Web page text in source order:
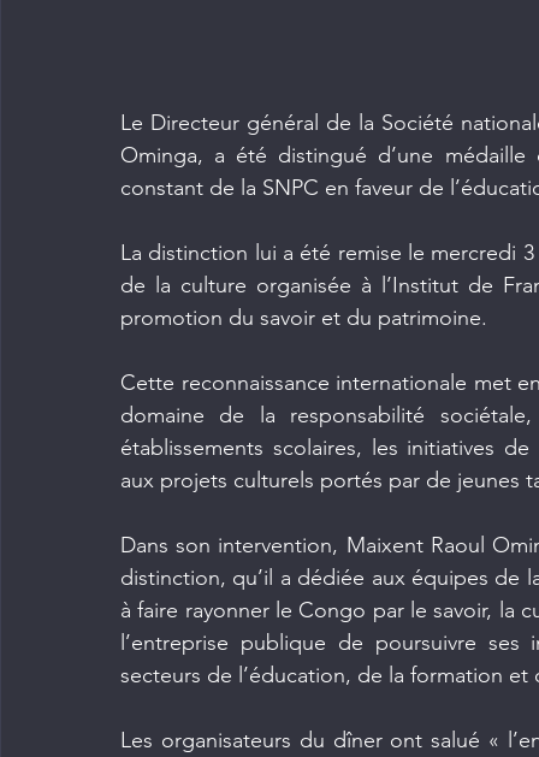
Le Directeur général de la Société
Ominga, a été distingué d’une médaille
constant de la SNPC en faveur de
La distinction lui a été remise le mercredi
de la culture organisée à l’Institut de
promotion du savoir et du patrimoine.
Cette reconnaissance internationale met
domaine de la responsabilité
établissements scolaires, les initiatives
aux projets culturels portés par de jeunes
Dans son intervention, Maixent Raoul
distinction, qu’il a dédiée aux équipes de
à faire rayonner le Congo par le savoir, la
l’entreprise publique de poursuivre ses
secteurs de l’éducation, de la formation
Les organisateurs du dîner ont salué «